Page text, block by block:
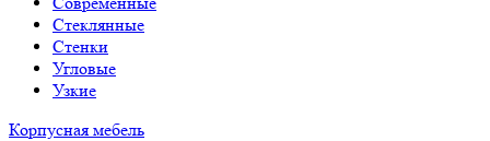
Стеклянные
Стенки
Угловые
Узкие
Корпусная мебель